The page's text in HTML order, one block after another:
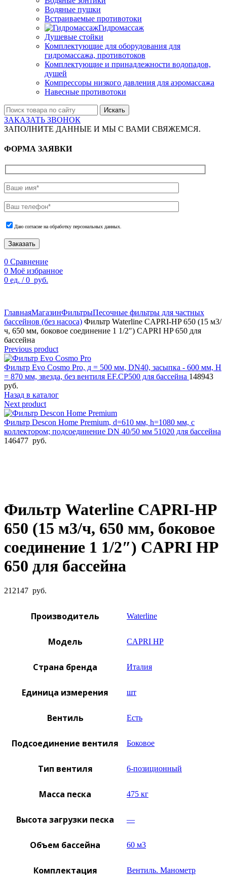
Водяные пушки
Встраиваемые противотоки
Гидромассаж
Душевые стойки
Комплектующие для оборудования для
гидромассажа, противотоков
Комплектующие и принадлежности водопадов,
душей
Компрессоры низкого давления для аэромассажа
Навесные противотоки
Искать
ЗАКАЗАТЬ ЗВОНОК
ЗАПОЛНИТЕ ДАННЫЕ И МЫ С ВАМИ СВЯЖЕМСЯ.
ФОРМА ЗАЯВКИ
Даю согласие на обработку персональных данных.
Заказать
0 Сравнение
0 Моё избранное
0 ед. / 0 руб.
ГлавнаяМагазинФильтрыПесочные фильтры для частных
бассейнов (без насоса) Фильтр Waterline CAPRI-HP 650 (15 м3/
ч, 650 мм, боковое соединение 1 1/2″) CAPRI HP 650 для
бассейна
Previous product
Фильтр Evo Cosmo Pro, д = 500 мм, DN40, засыпка - 600 мм, Н
= 870 мм, звезда, без вентиля EF.CP500 для бассейна 148943
руб.
Назад в каталог
Next product
Фильтр Descon Home Premium, d=610 мм, h=1080 мм, с
коллектором; подсоединение DN 40/50 мм 51020 для бассейна
146477 руб.
Фильтр Waterline CAPRI-HP
650 (15 м3/ч, 650 мм, боковое
соединение 1 1/2″) CAPRI HP
650 для бассейна
212147 руб.
Производитель Waterline
Модель CAPRI HP
Страна бренда Италия
Единица измерения шт
Вентиль Есть
Подсоединение вентиля Боковое
Тип вентиля 6-позиционный
Масса песка 475 кг
Высота загрузки песка —
Объем бассейна 60 м3
Комплектация Вентиль. Манометр